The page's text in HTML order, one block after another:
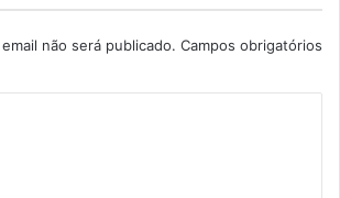
não será publicado. Campos obrigatórios